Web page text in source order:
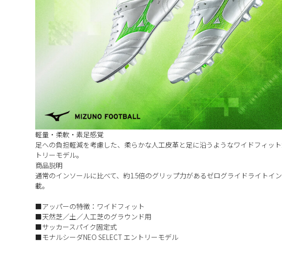
軽量・柔軟・素足感覚
足への負担軽減を考慮した、柔らかな人工皮革と足に沿うようなワイドフィッ
トリーモデル。
商品説明
通常のインソールに比べて、約1.5倍のグリップ力があるゼログライドライトイ
載。
■アッパーの特徴：ワイドフィット
■天然芝／土／人工芝のグラウンド用
■サッカースパイク固定式
■モナルシーダNEO SELECT エントリーモデル